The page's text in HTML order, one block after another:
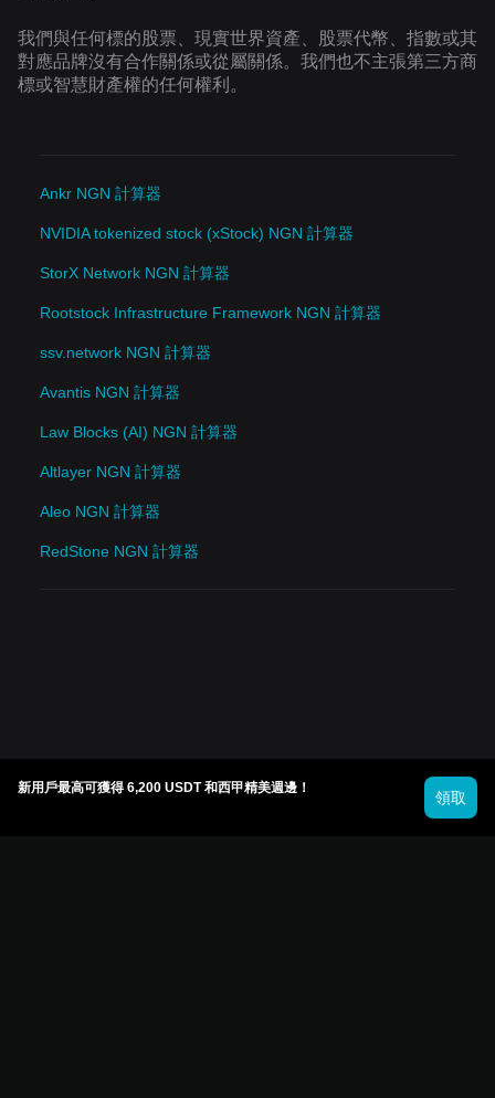
我們與任何標的股票、現實世界資產、股票代幣、指數或其
對應品牌沒有合作關係或從屬關係。我們也不主張第三方商
標或智慧財產權的任何權利。
Ankr NGN 計算器
NVIDIA tokenized stock (xStock) NGN 計算器
StorX Network NGN 計算器
Rootstock Infrastructure Framework NGN 計算器
ssv.network NGN 計算器
Avantis NGN 計算器
Law Blocks (AI) NGN 計算器
Altlayer NGN 計算器
Aleo NGN 計算器
RedStone NGN 計算器
新用戶最高可獲得 6,200 USDT 和西甲精美週邊！
領取